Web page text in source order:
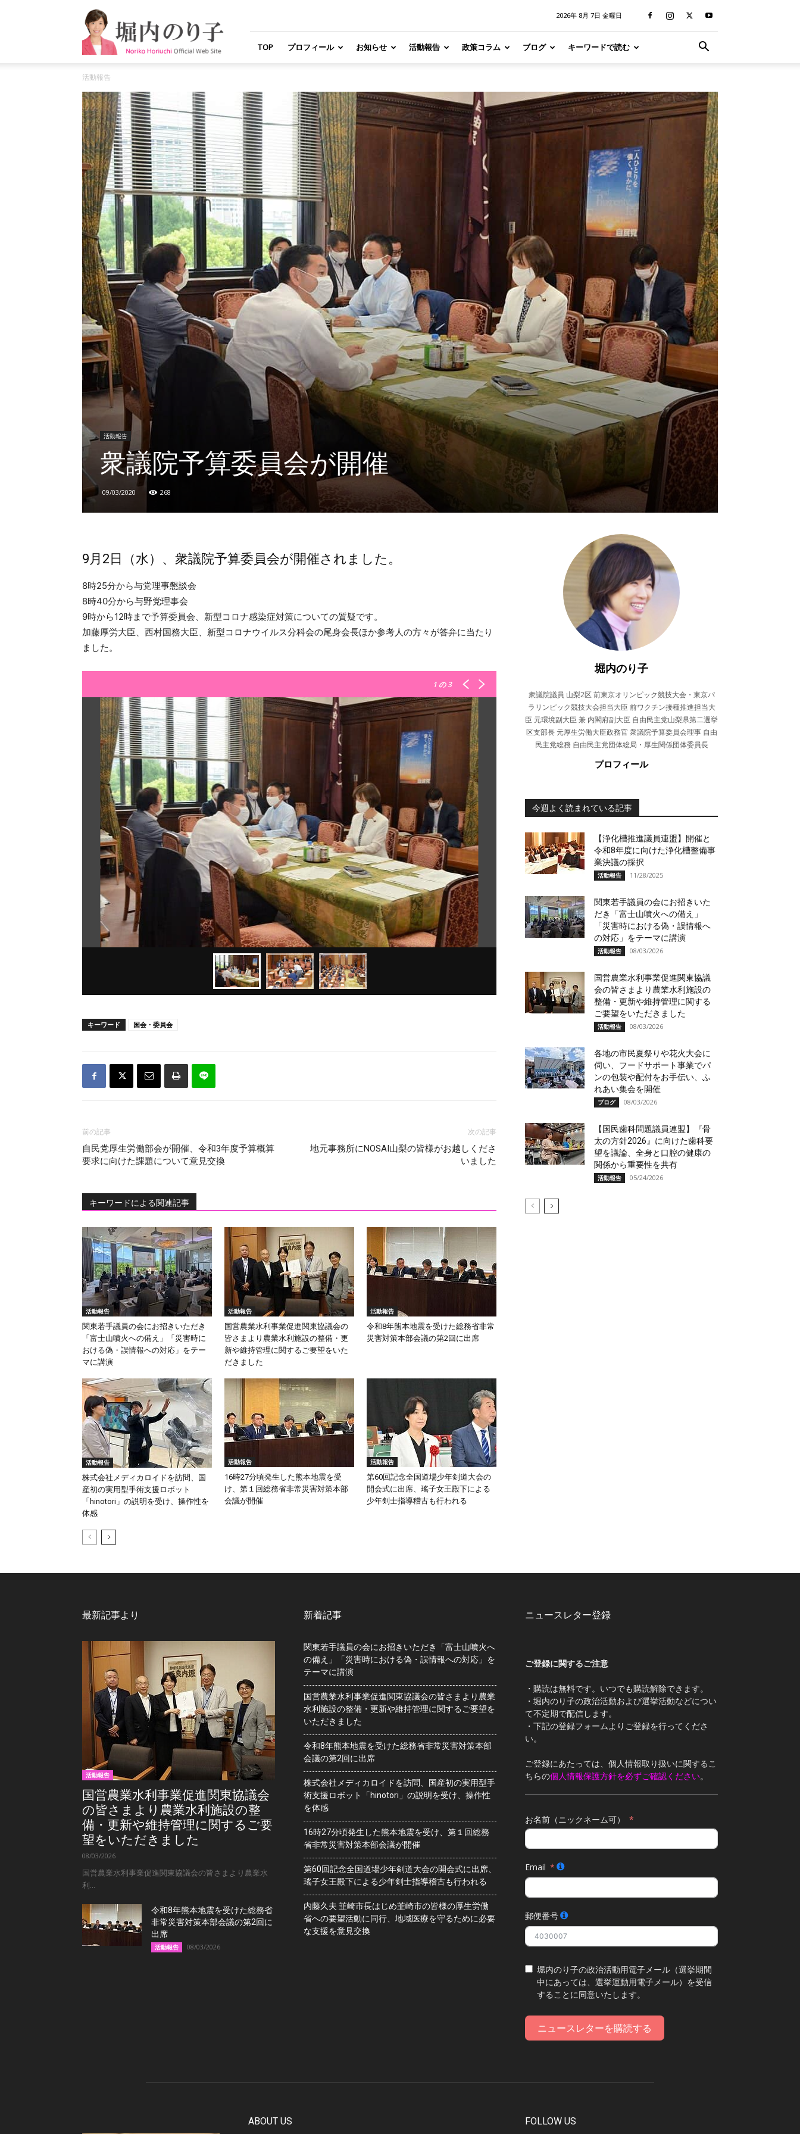
堀
内
の
り
オ
ィ
シ
ャ
ル
ウ
ェ
ブ
サ
イ
ト
2026年 8月 7日 金曜日
TOP プロフィール お知らせ 活動報告 政策コラム ブログ キーワードで読む
活動報告
活動報告
衆議院予算委員会が開催
09/03/2020 268
9月2日（水）、衆議院予算委員会が開催されました。
8時25分から与党理事懇談会
8時40分から与野党理事会
9時から12時まで予算委員会、新型コロナ感染症対策についての質疑です。
加藤厚労大臣、西村国務大臣、新型コロナウイルス分科会の尾身会長ほか参考人の方々が答弁に当たり
ました。
1 の 3
キーワード 国会・委員会
前の記事
自民党厚生労働部会が開催、令和3年度予算概算
要求に向けた課題について意見交換
次の記事
地元事務所にNOSAI山梨の皆様がお越しくださ
いました
キーワードによる関連記事
活動報告
関東若手議員の会にお招きいただき
「富士山噴火への備え」「災害時に
おける偽・誤情報への対応」をテー
マに講演
活動報告
国営農業水利事業促進関東協議会の
皆さまより農業水利施設の整備・更
新や維持管理に関するご要望をいた
だきました
活動報告
令和8年熊本地震を受けた総務省非常
災害対策本部会議の第2回に出席
活動報告
株式会社メディカロイドを訪問、国
産初の実用型手術支援ロボット
「hinotori」の説明を受け、操作性を
体感
活動報告
16時27分頃発生した熊本地震を受
け、第１回総務省非常災害対策本部
会議が開催
活動報告
第60回記念全国道場少年剣道大会の
開会式に出席、瑤子女王殿下による
少年剣士指導稽古も行われる
堀内のり子
衆議院議員 山梨2区 前東京オリンピック競技大会・東京パ
ラリンピック競技大会担当大臣 前ワクチン接種推進担当大
臣 元環境副大臣 兼 内閣府副大臣 自由民主党山梨県第二選挙
区支部長 元厚生労働大臣政務官 衆議院予算委員会理事 自由
民主党総務 自由民主党団体総局・厚生関係団体委員長
プロフィール
今週よく読まれている記事
【浄化槽推進議員連盟】開催と
令和8年度に向けた浄化槽整備事
業決議の採択
活動報告 11/28/2025
関東若手議員の会にお招きいた
だき「富士山噴火への備え」
「災害時における偽・誤情報へ
の対応」をテーマに講演
活動報告 08/03/2026
国営農業水利事業促進関東協議
会の皆さまより農業水利施設の
整備・更新や維持管理に関する
ご要望をいただきました
活動報告 08/03/2026
各地の市民夏祭りや花火大会に
伺い、フードサポート事業でパ
ンの包装や配付をお手伝い、ふ
れあい集会を開催
ブログ 08/03/2026
【国民歯科問題議員連盟】『骨
太の方針2026』に向けた歯科要
望を議論、全身と口腔の健康の
関係から重要性を共有
活動報告 05/24/2026
最新記事より
活動報告
国営農業水利事業促進関東協議会
の皆さまより農業水利施設の整
備・更新や維持管理に関するご要
望をいただきました
08/03/2026
国営農業水利事業促進関東協議会の皆さまより農業水
利...
令和8年熊本地震を受けた総務省
非常災害対策本部会議の第2回に
出席
活動報告 08/03/2026
新着記事
関東若手議員の会にお招きいただき「富士山噴火へ
の備え」「災害時における偽・誤情報への対応」を
テーマに講演
国営農業水利事業促進関東協議会の皆さまより農業
水利施設の整備・更新や維持管理に関するご要望を
いただきました
令和8年熊本地震を受けた総務省非常災害対策本部
会議の第2回に出席
株式会社メディカロイドを訪問、国産初の実用型手
術支援ロボット「hinotori」の説明を受け、操作性
を体感
16時27分頃発生した熊本地震を受け、第１回総務
省非常災害対策本部会議が開催
第60回記念全国道場少年剣道大会の開会式に出席、
瑤子女王殿下による少年剣士指導稽古も行われる
内藤久夫 韮崎市長はじめ韮崎市の皆様の厚生労働
省への要望活動に同行、地域医療を守るために必要
な支援を意見交換
ニュースレター登録
ご登録に関するご注意
・購読は無料です。いつでも購読解除できます。
・堀内のり子の政治活動および選挙活動などについ
て不定期で配信します。
・下記の登録フォームよりご登録を行ってくださ
い。
ご登録にあたっては、個人情報取り扱いに関するこ
ちらの個人情報保護方針を必ずご確認ください。
お名前（ニックネーム可）
Email
郵便番号
堀内のり子の政治活動用電子メール（選挙期間
中にあっては、選挙運動用電子メール）を受信
することに同意いたします。
ニュースレターを購読する
ABOUT US FOLLOW US